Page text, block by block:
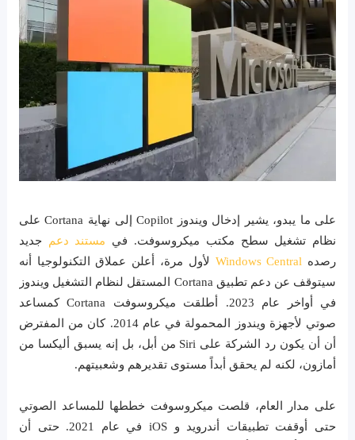
على ما يبدو، يشير إدخال ويندوز Copilot إلى نهاية Cortana على
نظام تشغيل سطح مكتب ميكروسوفت. في مستند دعم
جديد
رصده Windows Central لأول مرة، أعلن عملاق التكنولوجيا أنه
سيتوقف عن دعم تطبيق Cortana المستقل لنظام التشغيل ويندوز
في أواخر عام 2023. أطلقت ميكروسوفت Cortana كمساعد
صوتي لأجهزة ويندوز المحمولة في عام 2014. كان من المفترض
أن أن يكون رد الشركة على Siri من أبل، بل إنه يسبق أليكسا من
أمازون، لكنه لم يحقق أبداً مستوى تقديرهم وشعبيتهم.
على مدار العام، قلصت ميكروسوفت خططها للمساعد الصوتي
حتى أوقفت تطبيقات أندرويد و iOS في عام 2021. حتى أن